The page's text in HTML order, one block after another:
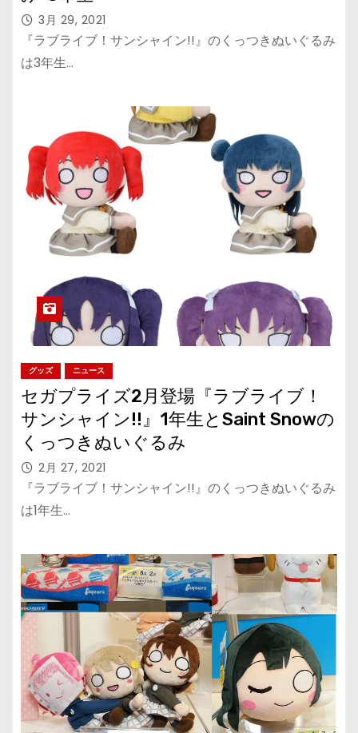
3月 29, 2021
『ラブライブ！サンシャイン!!』のくっつきぬいぐるみ
は3年生…
グッズ ニュース
セガプライズ2月登場『ラブライブ！
サンシャイン!!』1年生とSaint Snowの
くっつきぬいぐるみ
2月 27, 2021
『ラブライブ！サンシャイン!!』のくっつきぬいぐるみ
は1年生…